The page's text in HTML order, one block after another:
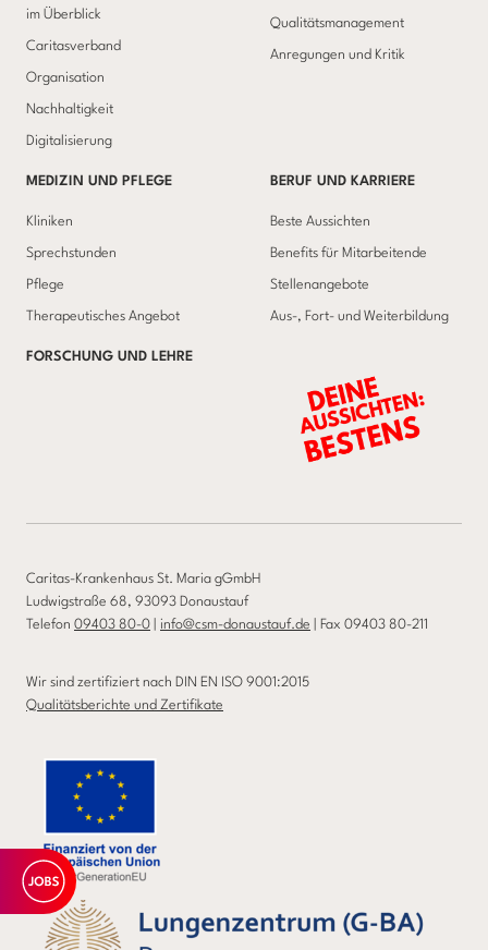
im Überblick
Caritasverband
Organisation
Nachhaltigkeit
Digitalisierung
Qualitätsmanagement
Anregungen und Kritik
MEDIZIN UND PFLEGE
Kliniken
Sprechstunden
Pflege
Therapeutisches Angebot
BERUF UND KARRIERE
Beste Aussichten
Benefits für Mitarbeitende
Stellenangebote
Aus-, Fort- und Weiterbildung
FORSCHUNG UND LEHRE
Caritas-Krankenhaus St. Maria gGmbH
Ludwigstraße 68, 93093 Donaustauf
Telefon 09403 80-0 info@csm-donaustauf.de | Fax 09403 80-211
Wir sind zertifiziert nach DIN EN ISO 9001:2015
Qualitätsberichte und Zertifikate